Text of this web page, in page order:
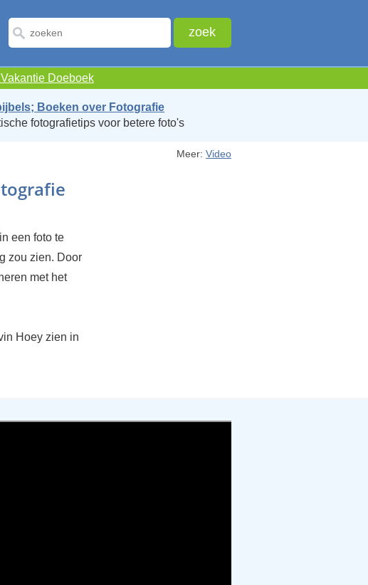
Doeboek
Boeken over Fotografie
fotografietips voor betere foto's
Meer: Video
een foto te
zou zien. Door
met het
Hoey zien in